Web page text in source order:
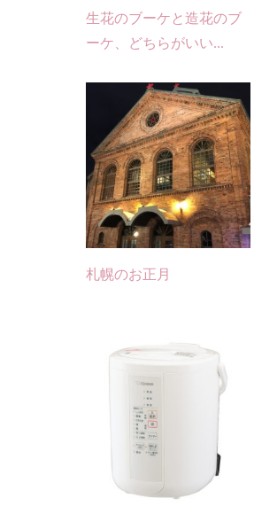
生花のブーケと造花のブ
ーケ、どちらがいい...
札幌のお正月